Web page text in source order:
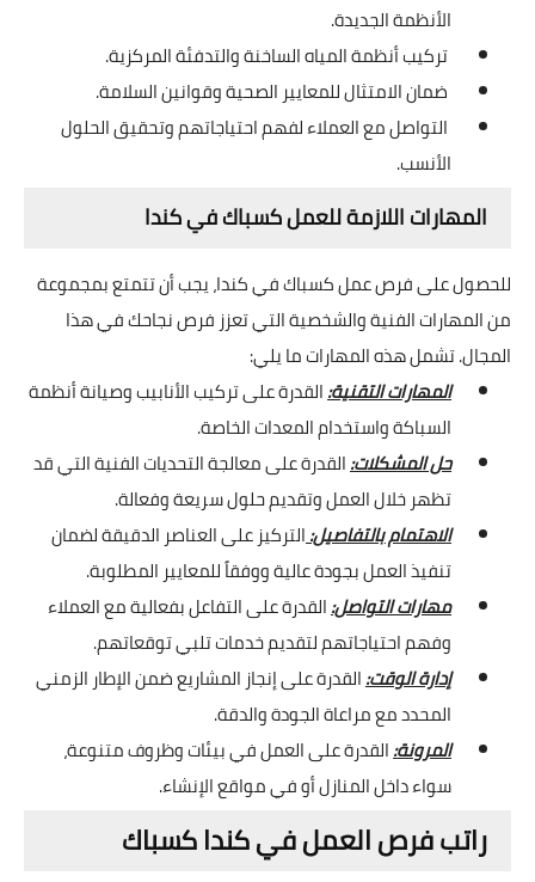
الأنظمة الجديدة.
تركيب أنظمة المياه الساخنة والتدفئة المركزية.
ضمان الامتثال للمعايير الصحية وقوانين السلامة.
التواصل مع العملاء لفهم احتياجاتهم وتحقيق الحلول
الأنسب.
المهارات اللازمة للعمل كسباك في كندا
للحصول على فرص عمل كسباك في كندا، يجب أن تتمتع بمجموعة
من المهارات الفنية والشخصية التي تعزز فرص نجاحك في هذا
المجال. تشمل هذه المهارات ما يلي:
المهارات التقنية:القدرة على تركيب الأنابيب وصيانة أنظمة
السباكة واستخدام المعدات الخاصة.
حل المشكلات:القدرة على معالجة التحديات الفنية التي قد
تظهر خلال العمل وتقديم حلول سريعة وفعالة.
الاهتمام بالتفاصيل:التركيز على العناصر الدقيقة لضمان
تنفيذ العمل بجودة عالية ووفقاً للمعايير المطلوبة.
مهارات التواصل:القدرة على التفاعل بفعالية مع العملاء
وفهم احتياجاتهم لتقديم خدمات تلبي توقعاتهم.
إدارة الوقت:القدرة على إنجاز المشاريع ضمن الإطار الزمني
المحدد مع مراعاة الجودة والدقة.
المرونة:القدرة على العمل في بيئات وظروف متنوعة،
سواء داخل المنازل أو في مواقع الإنشاء.
راتب فرص العمل في كندا كسباك